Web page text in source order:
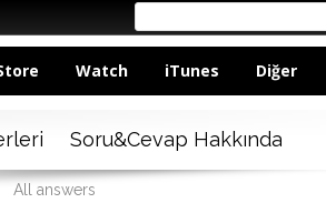
Watch iTunes Diğer
Soru&Cevap Hakkında
All answers